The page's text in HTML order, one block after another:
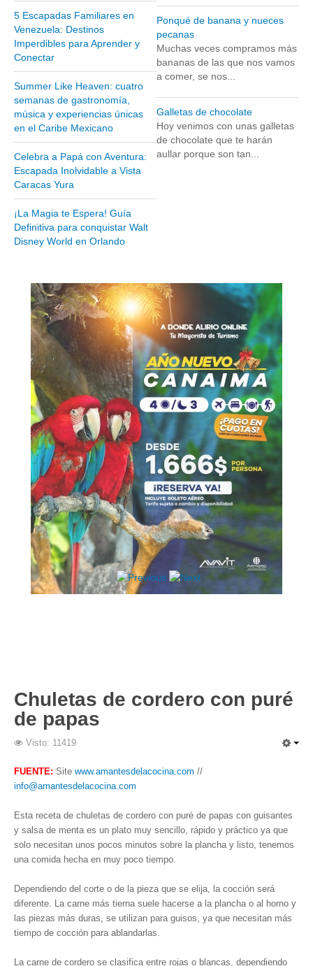
Mérida
Museos y otros sitios de interés en Amazonas
Museos y otros sitios de interés en Anzoátegui
Museos y otros sitios de interés en Aragua
Museos y otros sitios de interés en Bolívar
Museos y otros sitios de interés en Falcón
Museos y otros sitios de interés en Sucre
Puerto La Cruz
Noticias turísticas
Gastronomía
Servicios
Diseño de Websites
Hosting / Alojamiento para Websites
Publicidad
Tienda en línea
5 Escapadas Familiares en
Venezuela: Destinos
Imperdibles para Aprender y
Conectar
Summer Like Heaven: cuatro
semanas de gastronomía,
música y experiencias únicas
en el Caribe Mexicano
Celebra a Papá con Aventura:
Escapada Inolvidable a Vista
Caracas Yura
¡La Magia te Espera! Guía
Definitiva para conquistar Walt
Disney World en Orlando
Ponqué de banana y nueces
pecanas
Muchas veces compramos más
bananas de las que nos vamos
a comer, se nos...
Galletas de chocolate
Hoy venimos con unas galletas
de chocolate que te harán
aullar porque son tan...
Chuletas de cordero con puré
de papas
Visto: 11419
FUENTE: Site www.amantesdelacocina.com //
info@amantesdelacocina.com
Esta receta de chuletas de cordero con puré de papas con guisantes
y salsa de menta es un plato muy sencillo, rápido y práctico ya que
solo necesitan unos pocos minutos sobre la plancha y listo, tenemos
una comida hecha en muy poco tiempo.
Dependiendo del corte o de la pieza que se elija, la cocción será
diferente. La carne más tierna suele hacerse a la plancha o al horno y
las piezas más duras, se utilizan para guisos, ya que necesitan más
tiempo de cocción para ablandarlas.
La carne de cordero se clasifica entre rojas o blancas, dependiendo